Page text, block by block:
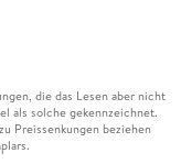
die das Lesen aber nicht
als solche gekennzeichnet.
Preissenkungen beziehen